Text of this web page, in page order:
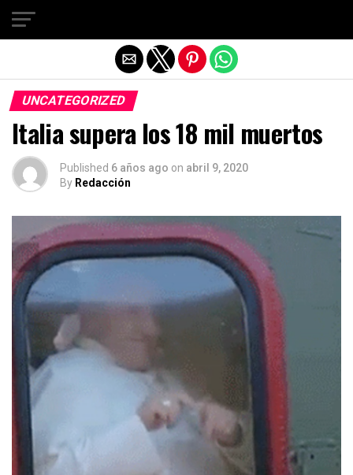
UNCATEGORIZED
Italia supera los 18 mil muertos
Published 6 años ago on abril 9, 2020
By Redacción